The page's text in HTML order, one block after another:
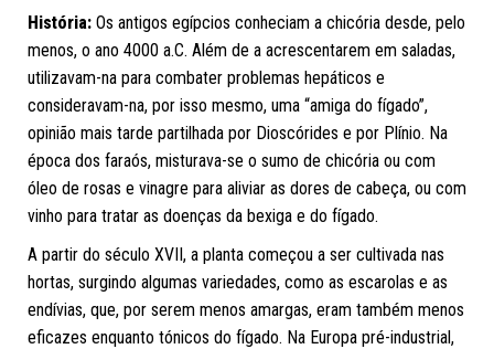
História: Os antigos egípcios conheciam a chicória desde, pelo
menos, o ano 4000 a.C. Além de a acrescentarem em saladas,
utilizavam-na para combater problemas hepáticos e
consideravam-na, por isso mesmo, uma “amiga do fígado”,
opinião mais tarde partilhada por Dioscórides e por Plínio. Na
época dos faraós, misturava-se o sumo de chicória ou com
óleo de rosas e vinagre para aliviar as dores de cabeça, ou com
vinho para tratar as doenças da bexiga e do fígado.
A partir do século XVII, a planta começou a ser cultivada nas
hortas, surgindo algumas variedades, como as escarolas e as
endívias, que, por serem menos amargas, eram também menos
eficazes enquanto tónicos do fígado. Na Europa pré-industrial,